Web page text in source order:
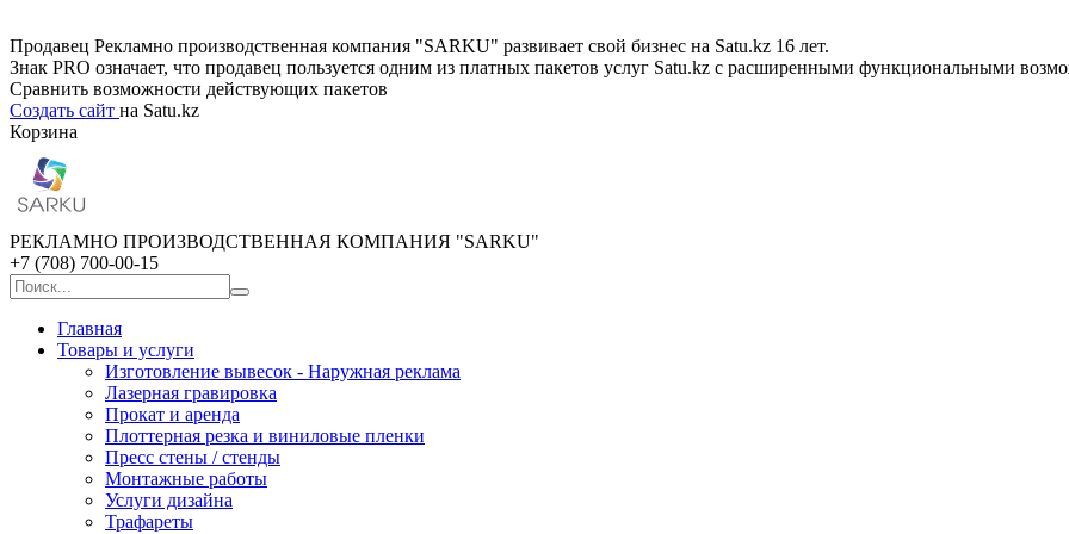
Продавец Рекламно производственная компания "SARKU" развивает свой бизнес на Satu.kz 16 лет.
Знак PRO означает, что продавец пользуется одним из платных пакетов услуг Satu.kz с расширенными функциональными
Сравнить возможности действующих пакетов
Создать сайт на Satu.kz
Корзина
РЕКЛАМНО ПРОИЗВОДСТВЕННАЯ КОМПАНИЯ "SARKU"
+7 (708) 700-00-15
Главная
Товары и услуги
Изготовление вывесок - Наружная реклама
Лазерная гравировка
Прокат и аренда
Плоттерная резка и виниловые пленки
Пресс стены / стенды
Монтажные работы
Услуги дизайна
Трафареты